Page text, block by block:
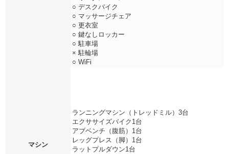
○ デスクバイク
○ マッサージチェア
○ 更衣室
○ 鍵なしロッカー
○ 駐車場
× 駐輪場
○ WiFi
マシン
ランニングマシン（トレッドミル）3台
エクササイズバイク1台
アブベンチ（腹筋）1台
レッグプレス（脚）1台
ラットプルダウン1台